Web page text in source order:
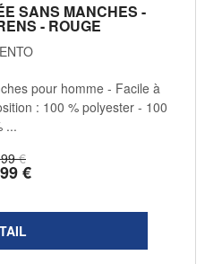
SANS MANCHES -
- ROUGE
€
€
pour homme - Facile à
: 100 % polyester - 100
...